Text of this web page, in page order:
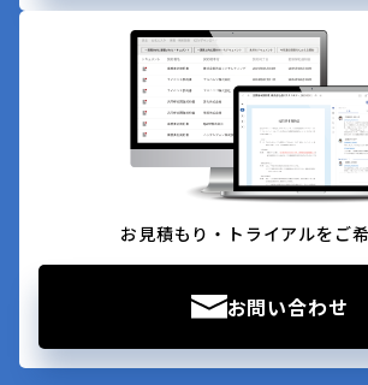
お見積もり・トライアルをご
お問い合わせ